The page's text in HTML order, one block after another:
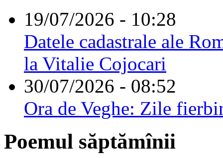
19/07/2026 - 10:28
Datele cadastrale ale
la Vitalie Cojocari
30/07/2026 - 08:52
Ora de Veghe: Zile
Poemul săptămînii